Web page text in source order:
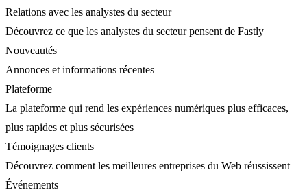
Relations avec les analystes du secteur
Découvrez ce que les analystes du secteur pensent de Fastly
Nouveautés
Annonces et informations récentes
Plateforme
La plateforme qui rend les expériences numériques plus efficaces,
plus rapides et plus sécurisées
Témoignages clients
Découvrez comment les meilleures entreprises du Web réussissent
Événements